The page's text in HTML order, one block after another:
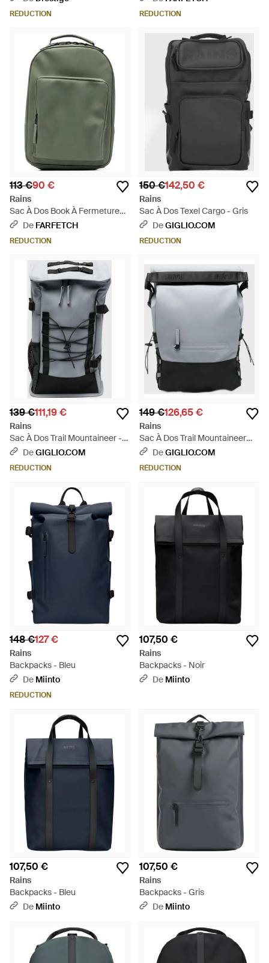
RÉDUCTION RÉDUCTION
113 €90 €
Rains
Sac À Dos Book À Fermeture
Zippée - Vert
De FARFETCH
RÉDUCTION
150 €142,50 €
Rains
Sac À Dos Texel Cargo - Gris
DeGIGLIO.COM
RÉDUCTION
139 €111,19 €
Rains
Sac À Dos Trail Mountaineer -
GrisDeGIGLIO.COM
RÉDUCTION
149 €126,65 €
Rains
Sac À Dos Trail Mountaineer
Rolltop En Polyester - Gris
DeGIGLIO.COM
RÉDUCTION
148 €127 €
Rains
Backpacks - Bleu
De Miinto
RÉDUCTION
107,50 €
Rains
Backpacks - Noir
De Miinto
107,50 €
Rains
Backpacks - Bleu
De Miinto
107,50 €
Rains
Backpacks - Gris
De Miinto